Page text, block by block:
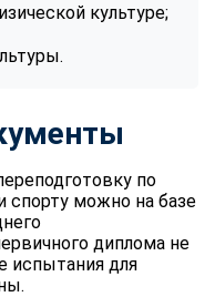
культуре;
по
спорту можно на базе
диплома не
испытания для